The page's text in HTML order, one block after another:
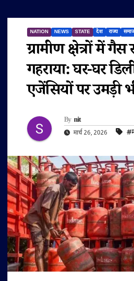
NATION NEWS STATE देश राज्य
ग्रामीण क्षेत्रों में
गहराया: घर-घर
एजेंसियों पर उमड़ी
By nit
मार्च 26, 2026